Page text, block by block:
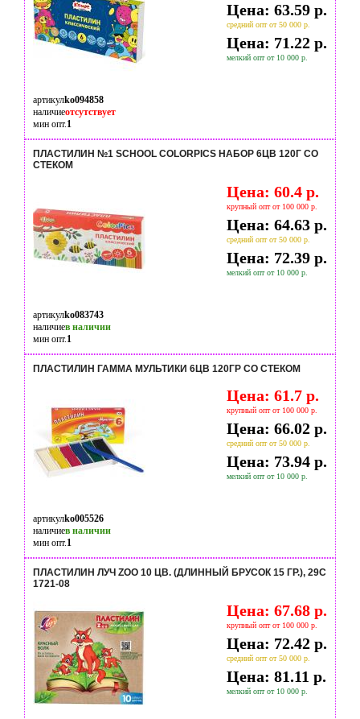
Цена: 63.59 р.
средний опт от 50 000 р.
Цена: 71.22 р.
мелкий опт от 10 000 р.
артикулko094858
наличиеотсутствует
мин опт.1
ПЛАСТИЛИН №1 SCHOOL COLORPICS НАБОР 6ЦВ 120Г СО
СТЕКОМ
Цена: 60.4 р.
крупный опт от 100 000 р.
Цена: 64.63 р.
средний опт от 50 000 р.
Цена: 72.39 р.
мелкий опт от 10 000 р.
артикулko083743
наличиев наличии
мин опт.1
ПЛАСТИЛИН ГАММА МУЛЬТИКИ 6ЦВ 120ГР СО СТЕКОМ
Цена: 61.7 р.
крупный опт от 100 000 р.
Цена: 66.02 р.
средний опт от 50 000 р.
Цена: 73.94 р.
мелкий опт от 10 000 р.
артикулko005526
наличиев наличии
мин опт.1
ПЛАСТИЛИН ЛУЧ ZOO 10 ЦВ. (ДЛИННЫЙ БРУСОК 15 ГР.), 29С
1721-08
Цена: 67.68 р.
крупный опт от 100 000 р.
Цена: 72.42 р.
средний опт от 50 000 р.
Цена: 81.11 р.
мелкий опт от 10 000 р.